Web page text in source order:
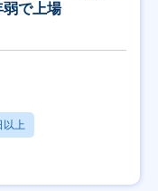
で上場
以上